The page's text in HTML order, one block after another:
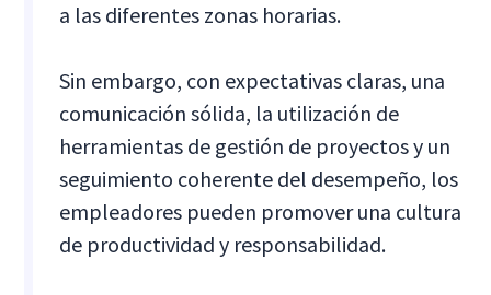
a las diferentes zonas horarias.
Sin embargo, con expectativas claras, una
comunicación sólida, la utilización de
herramientas de gestión de proyectos y un
seguimiento coherente del desempeño, los
empleadores pueden promover una cultura
de productividad y responsabilidad.